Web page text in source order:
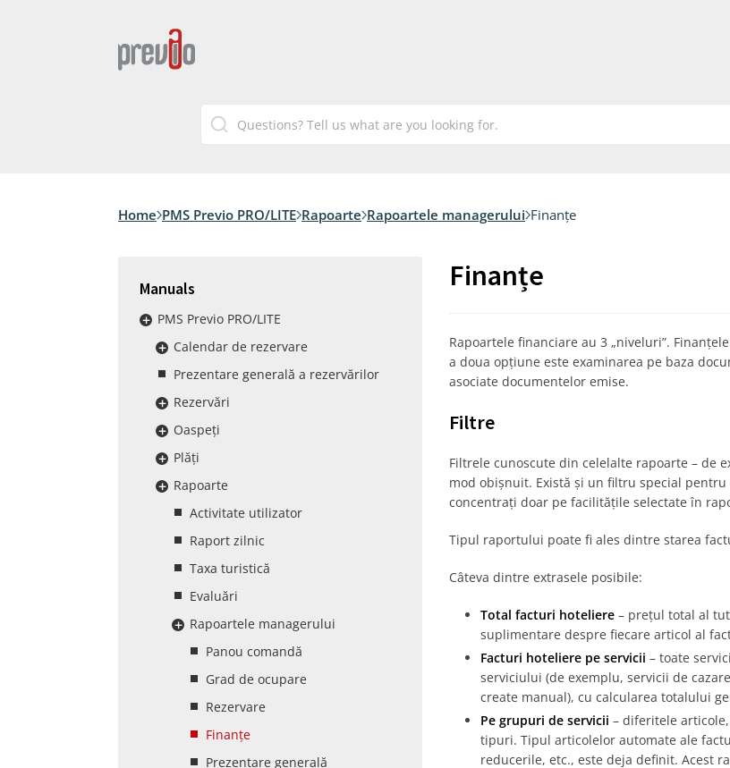
Home PMS Previo PRO/LITE Rapoarte Rapoartele managerului Finanțe
Manuals
PMS Previo PRO/LITE
Calendar de rezervare
Prezentare generală a rezervărilor
Rezervări
Oaspeți
Plăți
Rapoarte
Activitate utilizator
Raport zilnic
Taxa turistică
Evaluări
Rapoartele managerului
Panou comandă
Grad de ocupare
Rezervare
Finanțe
Prezentare generală
Finanțe
Rapoartele financiare au 3 „niveluri”.
a doua opțiune este examinarea pe baza
asociate documentelor emise.
Filtre
Filtrele cunoscute din celelalte rapoarte – de
mod obișnuit. Există și un filtru special
concentrați doar pe facilitățile selectate în
Tipul raportului poate fi ales dintre starea
Câteva dintre extrasele posibile:
Total facturi hoteliere– prețul total al
suplimentare despre fiecare articol al
Facturi hoteliere pe servicii – toate
serviciului (de exemplu, servicii de
create manual), cu calcularea totalului
Pe grupuri de servicii – diferitele
tipuri. Tipul articolelor automate ale
reducerile, etc., este deja definit. Acest